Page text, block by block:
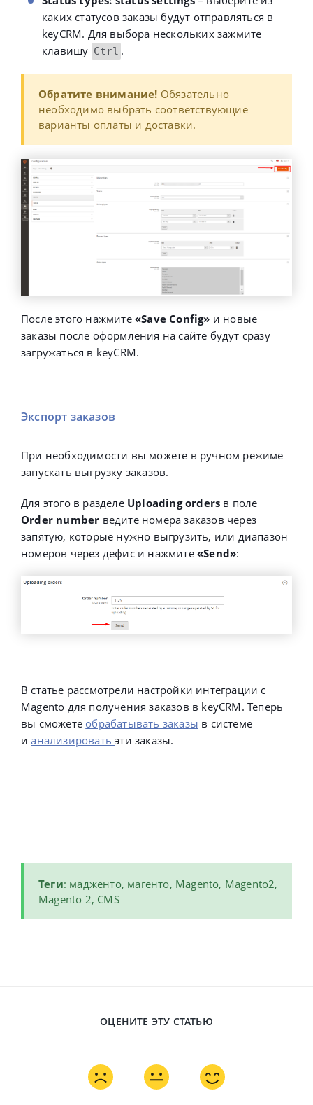
каких статусов заказы будут отправляться в
keyCRM. Для выбора нескольких зажмите
клавишу Ctrl .
Обратите внимание! Обязательно
необходимо выбрать соответствующие
варианты оплаты и доставки.
После этого нажмите «Save Config» и новые
заказы после оформления на сайте будут сразу
загружаться в keyCRM.
Экспорт заказов
При необходимости вы можете в ручном режиме
запускать выгрузку заказов.
Для этого в разделе Uploading orders в поле
Order number ведите номера заказов через
запятую, которые нужно выгрузить, или диапазон
номеров через дефис и нажмите «Send»:
В статье рассмотрели настройки интеграции с
Magento для получения заказов в keyCRM. Теперь
вы сможете обрабатывать заказы в системе
и анализировать эти заказы.
Теги: мадженто, магенто, Magento, Magento2,
Magento 2, CMS
ОЦЕНИТЕ ЭТУ СТАТЬЮ